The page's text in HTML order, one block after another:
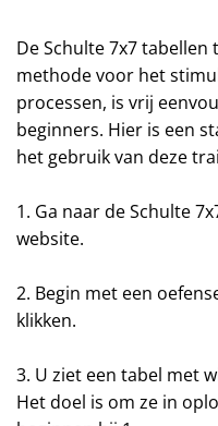
De Schulte 7x7
methode voor het
processen, is vrij
beginners. Hier is een
het gebruik van deze
1. Ga naar de Schulte
website.
2. Begin met een
klikken.
3. U ziet een tabel met
Het doel is om ze in